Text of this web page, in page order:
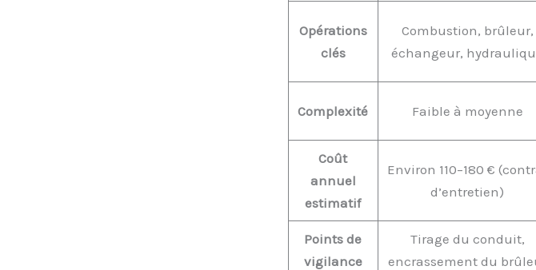
Opérations
clés
Combustion, brûleur,
échangeur,
Complexité Faible à moyenne
Coût
annuel
estimatif
Environ 110–180 €
d’entretien)
Points de
vigilance
Tirage du conduit,
encrassement du